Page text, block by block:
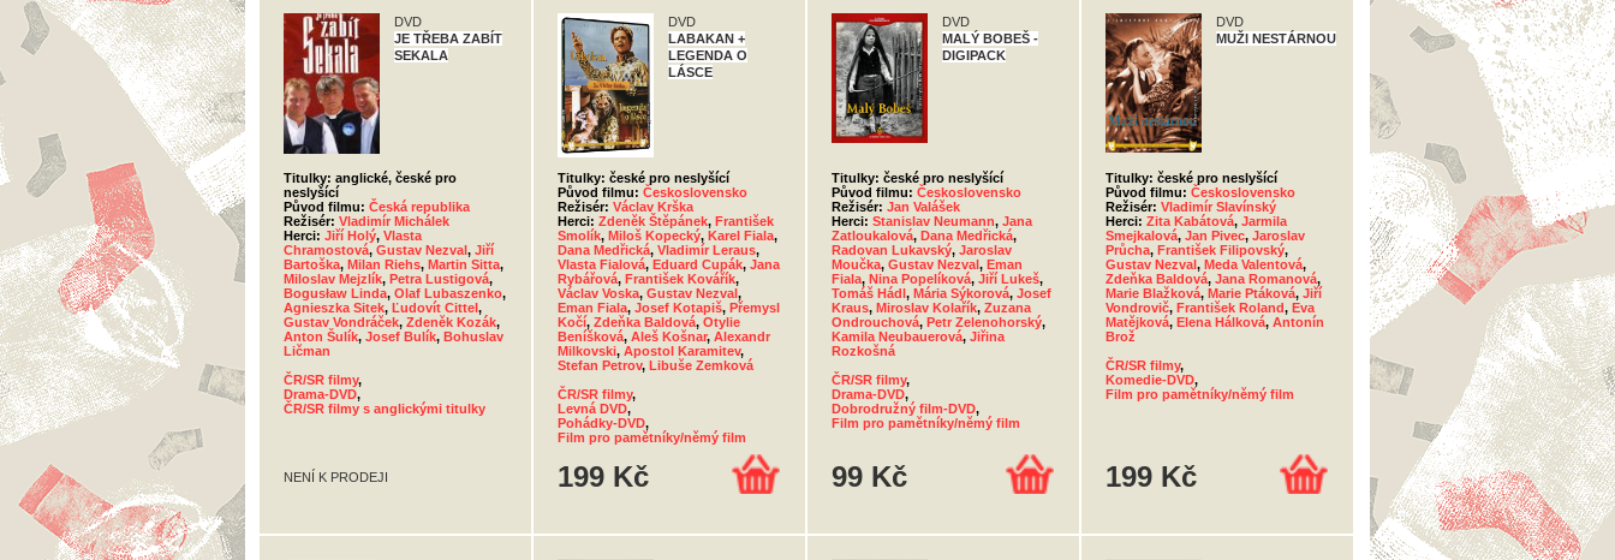
DVD
JE TŘEBA ZABÍT
SEKALA
Titulky: anglické, české pro
neslyšící
Původ filmu: Česká republika
Režisér: Vladimír Michálek
Herci: Jiří Holý, Vlasta
Chramostová, Gustav Nezval, Jiří
Bartoška, Milan Riehs, Martin Sitta,
Miloslav Mejzlík, Petra Lustigová,
Bogusław Linda, Olaf Lubaszenko,
Agnieszka Sitek, Ľudovít Cittel,
Gustav Vondráček, Zdeněk Kozák,
Anton Šulík, Josef Bulík, Bohuslav
Ličman
ČR/SR filmy,
Drama-DVD,
ČR/SR filmy s anglickými titulky
NENÍ K PRODEJI
DVD
LABAKAN +
LEGENDA O
LÁSCE
Titulky: české pro neslyšící
Původ filmu: Československo
Režisér: Václav Krška
Herci: Zdeněk Štěpánek, František
Smolík, Miloš Kopecký, Karel Fiala,
Dana Medřická, Vladimír Leraus,
Vlasta Fialová, Eduard Cupák, Jana
Rybářová, František Kovářík,
Václav Voska, Gustav Nezval,
Eman Fiala, Josef Kotapiš, Přemysl
Kočí, Zdeňka Baldová, Otylie
Beníšková, Aleš Košnar, Alexandr
Milkovski, Apostol Karamitev,
Stefan Petrov, Libuše Zemková
ČR/SR filmy,
Levná DVD,
Pohádky-DVD,
Film pro pamětníky/němý film
199 Kč
DVD
MALÝ BOBEŠ -
DIGIPACK
Titulky: české pro neslyšící
Původ filmu: Československo
Režisér: Jan Valášek
Herci: Stanislav Neumann, Jana
Zatloukalová, Dana Medřická,
Radovan Lukavský, Jaroslav
Moučka, Gustav Nezval, Eman
Fiala, Nina Popelíková, Jiří Lukeš,
Tomáš Hádl, Mária Sýkorová, Josef
Kraus, Miroslav Kolařík, Zuzana
Ondrouchová, Petr Zelenohorský,
Kamila Neubauerová, Jiřina
Rozkošná
ČR/SR filmy,
Drama-DVD,
Dobrodružný film-DVD,
Film pro pamětníky/němý film
99 Kč
DVD
MUŽI NESTÁRNOU
Titulky: české pro neslyšící
Původ filmu: Československo
Režisér: Vladimír Slavínský
Herci: Zita Kabátová, Jarmila
Smejkalová, Jan Pivec, Jaroslav
Průcha, František Filipovský,
Gustav Nezval, Meda Valentová,
Zdeňka Baldová, Jana Romanová,
Marie Blažková, Marie Ptáková, Jiří
Vondrovič, František Roland, Eva
Matějková, Elena Hálková, Antonín
Brož
ČR/SR filmy,
Komedie-DVD,
Film pro pamětníky/němý film
199 Kč